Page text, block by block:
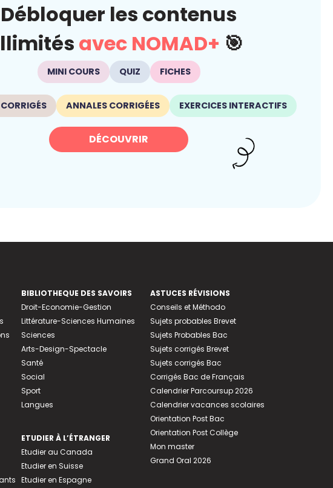
Débloquer les contenus
avec NOMAD+ 🎯
MINI COURS QUIZ FICHES
ANNALES CORRIGÉES EXERCICES INTERACTIFS
DÉCOUVRIR
BIBLIOTHEQUE DES SAVOIRS
Droit-Economie-Gestion
Littérature-Sciences Humaines
Sciences
Arts-Design-Spectacle
Santé
Social
Sport
Langues
ETUDIER À L’ÉTRANGER
Etudier au Canada
Etudier en Suisse
Etudier en Espagne
ASTUCES RÉVISIONS
Conseils et Méthodo
Sujets probables Brevet
Sujets Probables Bac
Sujets corrigés Brevet
Sujets corrigés Bac
Corrigés Bac de Français
Calendrier Parcoursup 2026
Calendrier vacances scolaires
Orientation Post Bac
Orientation Post Collège
Mon master
Grand Oral 2026